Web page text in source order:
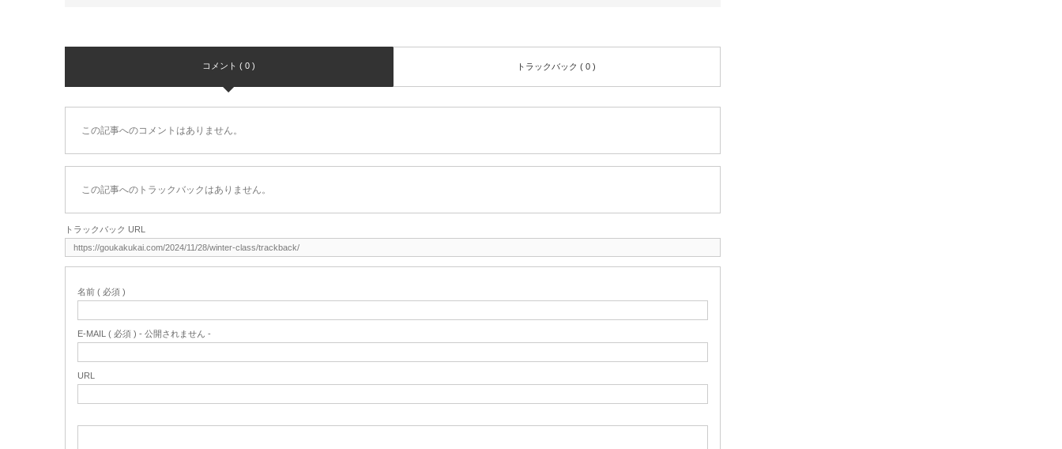
コメント ( 0 ) トラックバック ( 0 )
この記事へのコメントはありません。
この記事へのトラックバックはありません。
トラックバック URL
名前 ( 必須 )
E-MAIL ( 必須 ) - 公開されません -
URL